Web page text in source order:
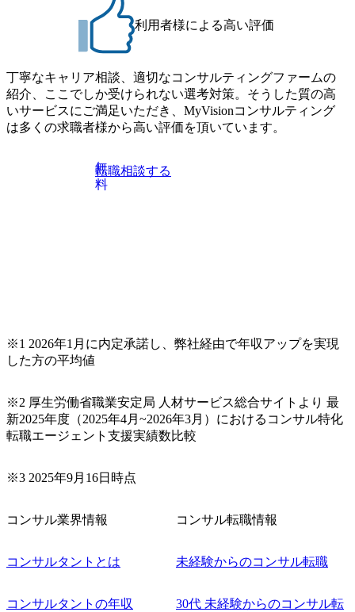
detail/69848 MyViision企業インタビュー① https://my-vision.co.
jp/consulting-firm/dirbato/interview01 MyViision企業インタビュ
ー② https://my-vision.co.jp/consulting-firm/dirbato/interview02 20
26年8月18日(火) 19:00開始～最長20:00終了 2026年8月13日
(木) 16:00 当日はDirbatoの現役トップコンサルタントが業界
動向を踏まえ、コンサルティング市場の最新トレンドをお
伝えいたします。コンサルティング業界への転職を迷われ
ている方や情報収集を行いたい方のご参加も歓迎です。更
ンサルタントも登壇しますので、当社へ気になることや転
職後のご不安な事はその場でご質問いただけますので、ぜ
承ください。 【服装・持ち物】 ・特になし カジュアルな服
装でご参加ください。 【募集ポジション】 ITコンサルタン
定 ・全社デジタルトランスフォーメーション企画構想 ・業
務/組織/システムの現状分析/RPA選定/導入/実装 ・プライベ
ート/パブリッククラウド導入 ・AI活用による業務効率化/
企画 ・Disruptive Technologyを活用した新規事業の立案/推
上げていきたい ・サービスやソリューションに捉われず、
でのプロジェクトに参画し、自身のスキルアップを図りた
規事業開発にも興味があり、ゆくゆくはチャレンジしてみ
利用者様による高い評価
丁寧なキャリア相談、適切なコンサルティングファームの
紹介、ここでしか受けられない選考対策。そうした質の高
いサービスにご満足いただき、MyVisionコンサルティング
は多くの求職者様から高い評価を頂いています。
無
料
転職相談する
※1 2026年1月に内定承諾し、弊社経由で年収アップを実現
した方の平均値
※2 厚生労働省職業安定局 人材サービス総合サイトより 最
新2025年度（2025年4月~2026年3月）におけるコンサル特化
転職エージェント支援実績数比較
※3 2025年9月16日時点
コンサル業界情報
コンサルタントとは
コンサルタントの年収
コンサル転職情報
未経験からのコンサル転職
30代 未経験からのコンサル転